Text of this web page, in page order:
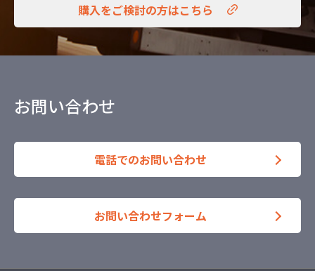
購入をご検討の方はこちら
お問い合わせ
電話でのお問い合わせ
お問い合わせフォーム